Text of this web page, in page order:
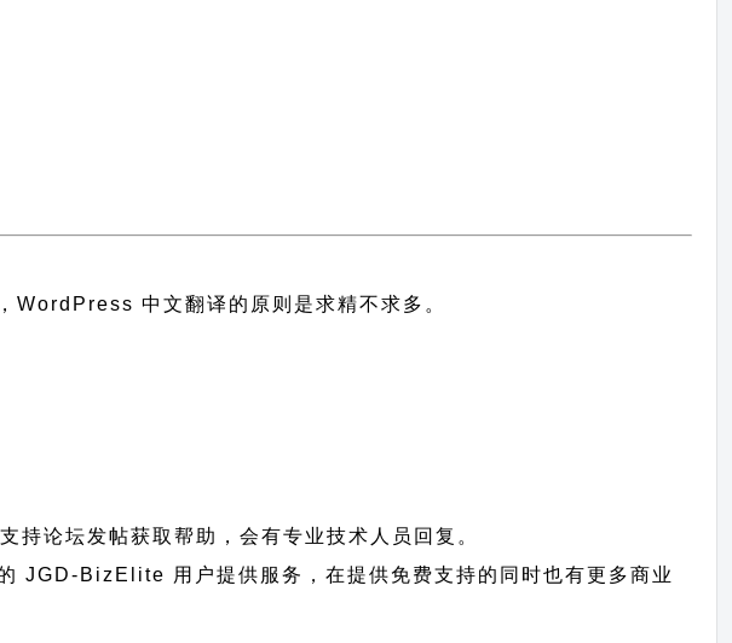
WordPress 中文翻译的原则 是求精不求多。
持论坛发帖获取帮助，会有专业技术人员回复。
JGD-BizElite 用户提供服务，在提供免费支持的同时也有更多商业